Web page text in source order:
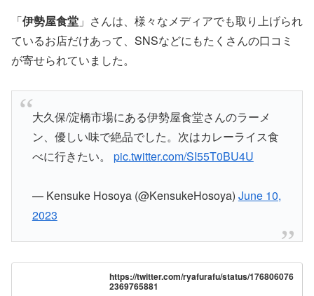
「伊勢屋食堂 」さんは、様々なメディアでも取り上げられ
ているお店だけあって、SNSなどにもたくさんの口コミ
が寄せられていました。
大久保/淀橋市場にある伊勢屋食堂さんのラーメ
ン、優しい味で絶品でした。次はカレーライス食
べに行きたい。 pic.twitter.com/SI55T0BU4U
— Kensuke Hosoya (@KensukeHosoya) June 10,
2023
https://twitter.com/ryafurafu/status/176806076
2369765881